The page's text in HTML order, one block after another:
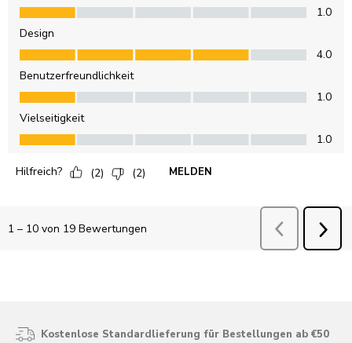
Kostenlose Standardlieferung für Bestellungen ab €50